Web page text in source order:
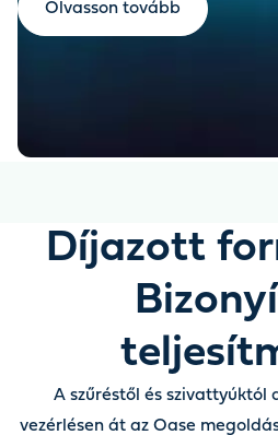
Olvasson tovább
Díjazott
A szűréstől és szivattyúktól
vezérlésen át az Oase